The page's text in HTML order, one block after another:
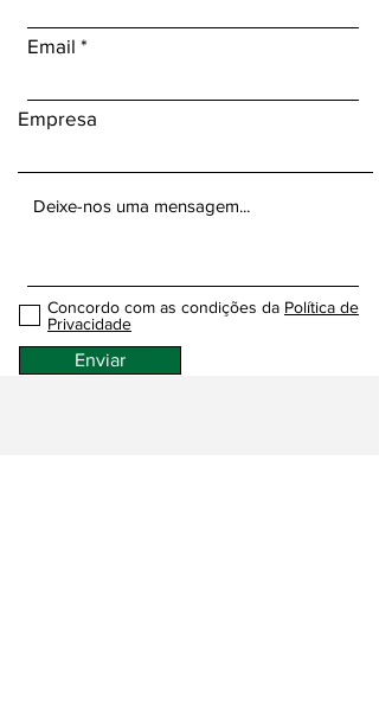
Email
Empresa
Concordo com as condições da Política de
Privacidade
Enviar